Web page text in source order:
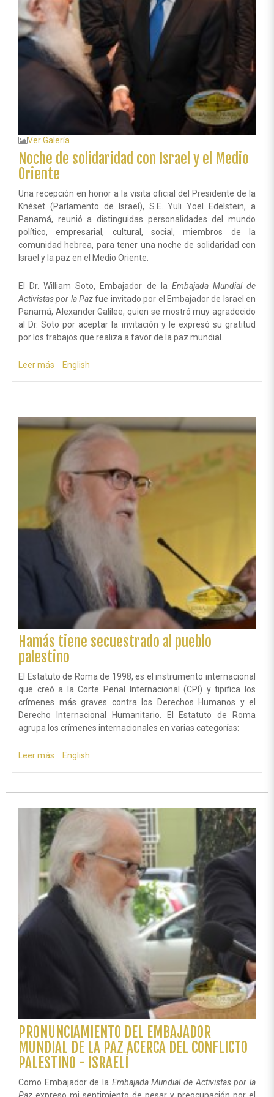
Ver Galería
Noche de solidaridad con Israel y el Medio
Oriente
Una recepción en honor a la visita oficial del Presidente de la
Knéset (Parlamento de Israel), S.E. Yuli Yoel Edelstein, a
Panamá, reunió a distinguidas personalidades del mundo
político, empresarial, cultural, social, miembros de la
comunidad hebrea, para tener una noche de solidaridad con
Israel y la paz en el Medio Oriente.
El Dr. William Soto, Embajador de la Embajada Mundial de
Activistas por la Pazfue invitado por el Embajador de Israel en
Panamá, Alexander Galilee, quien se mostró muy agradecido
al Dr. Soto por aceptar la invitación y le expresó su gratitud
por los trabajos que realiza a favor de la paz mundial.
Leer más sobre
Israel
y
Medio
Oriente
English
Hamás tiene secuestrado al pueblo
palestino
El Estatuto de Roma de 1998, es el instrumento internacional
que creó a la Corte Penal Internacional (CPI) y tipifica los
crímenes más graves contra los Derechos Humanos y el
Derecho Internacional Humanitario. El Estatuto de Roma
agrupa los crímenes internacionales en varias categorías:
Leer más sobre
pueblo
palestino
English
PRONUNCIAMIENTO DEL EMBAJADOR
MUNDIAL DE LA PAZ ACERCA DEL CONFLICTO
PALESTINO - ISRAELÍ
Como Embajador de la Embajada Mundial de Activistas por la
Paz expreso mi sentimiento de pesar y preocupación por el